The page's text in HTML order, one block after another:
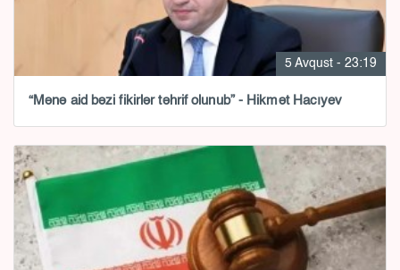
5 Avqust - 23:19
“Mənə aid bəzi fikirlər təhrif olunub” - Hikmət Hacıyev